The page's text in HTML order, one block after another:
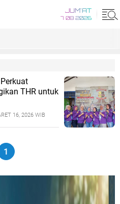
JUM'AT
7 08 2026
THR untuk
16, 2026 WIB
1